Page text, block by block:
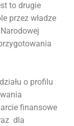
to drugie
przez władze
o profilu
finansowe
dla